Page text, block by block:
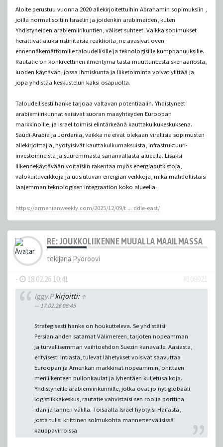
Aloite perustuu vuonna 2020 allekirjoitettuihin Abrahamin sopimuksiin ,
joilla normalisoitiin Israelin ja joidenkin arabimaiden, kuten
Yhdistyneiden arabiemiirikuntien, väliset suhteet. Vaikka sopimukset
herättivät aluksi ristiriitaisia ​​​​reaktioita, ne avasivat oven
ennennäkemättömille taloudellisille ja teknologisille kumppanuuksille.
Rautatie on konkreettinen ilmentymä tästä muuttuneesta skenaariosta,
luoden käytävän, jossa ihmiskunta ja liiketoiminta voivat ylittää ja
jopa yhdistää keskustelun kaksi osapuolta.
Taloudellisesti hanke tarjoaa valtavan potentiaalin. Yhdistyneet
arabiemiirikunnat saisivat suoran maayhteyden Euroopan
markkinoille, ja Israel toimisi elintärkeänä kauttakulkukeskuksena.
Saudi-Arabia ja Jordania, vaikka ne eivät olekaan virallisia sopimusten
allekirjoittajia, hyötyisivät kauttakulkumaksuista, infrastruktuuri-
investoinneista ja suuremmasta sananvallasta alueella. Lisäksi
liikennekäytävään voitaisiin rakentaa myös energiaputkistoja,
valokuituverkkoja ja uusiutuvan energian verkkoja, mikä mahdollistaisi
laajemman teknologisen integraation koko alueella.
https://armenianweekly.com/2025/12/09/t ... ddle-east/
RE: JOUKKOLIIKENNE MUUALLA MAAILMASSA
tekijänä Pyöröovi
- 18.02.26 10:41
#108921
Iggy.Pkirjoitti: ↑
17.02.26 08:45
Strategisesti hanke on houkutteleva. Se yhdistäisi
Persianlahden satamat Välimereen, tarjoten nopeamman
ja turvallisemman vaihtoehdon Suezin kanavalle. Aasiasta,
erityisesti Intiasta, tulevat lähetykset voisivat saavuttaa
Euroopan ja Amerikan markkinat nopeammin, ohittaen
meriliikenteen pullonkaulat ja lyhentäen kuljetusaikoja.
Yhdistyneille arabiemiirikunnille, jotka ovat jo nyt globaali
logistiikkakeskus, rautatie vahvistaisi sen roolia porttina
idän ja lännen välillä. Toisaalta Israel hyötyisi Haifasta,
josta tulisi kriittinen solmukohta mannertenvälisissä
kauppavirroissa.